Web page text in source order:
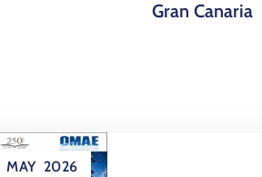
Gran Canaria
MAY 2026